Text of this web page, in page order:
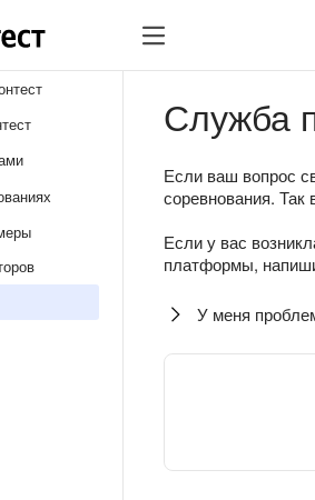
Служба
Если ваш вопрос
соревнования. Так
Если у вас
платформы,
У меня